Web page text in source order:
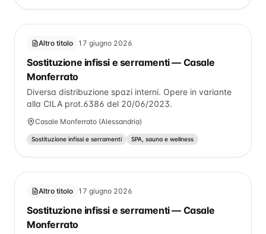
Altro titolo 17 giugno 2026
Sostituzione infissi e serramenti — Casale
Monferrato
Diversa distribuzione spazi interni. Opere in variante
alla CILA prot.6386 del 20/06/2023.
Casale Monferrato (Alessandria)
Sostituzione infissi e serramenti SPA, sauna e wellness
Altro titolo 17 giugno 2026
Sostituzione infissi e serramenti — Casale
Monferrato